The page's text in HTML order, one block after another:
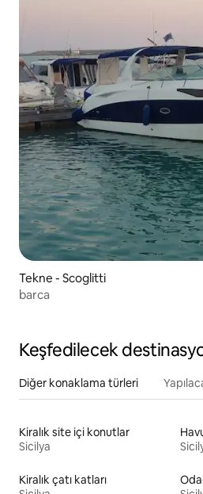
Tekne - Scoglitti
barca
Keşfedilecek
Diğer konaklama türleri
Kiralık site içi konutlar
Sicilya
Kiralık çatı katları